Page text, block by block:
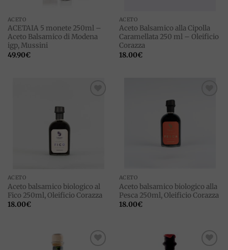
ACETO
ACETAIA 5 monete 250ml –
Aceto Balsamico di Modena
igp, Mussini
49.90€
ACETO
Aceto Balsamico alla Cipolla
Caramellata 250 ml – Oleificio
Corazza
18.00€
ACETO
Aceto balsamico biologico al
Fico 250ml, Oleificio Corazza
18.00€
ACETO
Aceto balsamico biologico alla
Pesca 250ml, Oleificio Corazza
18.00€